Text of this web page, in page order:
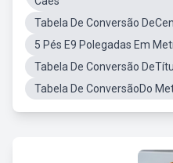
Tabela De Conversão
5 Pés E9 Polegadas Em
Tabela De Conversão
Tabela De ConversãoDo